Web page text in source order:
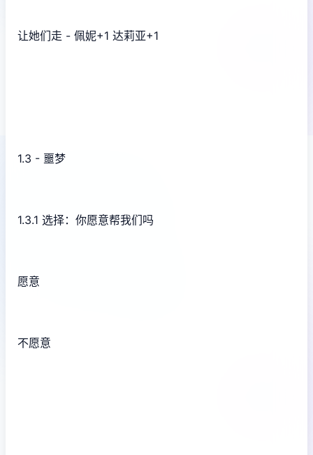
让她们走 - 佩妮+1 达莉亚+1
1.3 - 噩梦
1.3.1 选择：你愿意帮我们吗
愿意
不愿意